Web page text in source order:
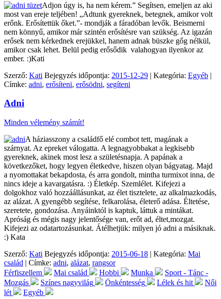
Adjon úgy is, ha nem kérem.” Segítsen, emeljen az aki
most van ereje teljében! „Adtunk gyereknek, betegnek, amikor volt
erőnk. Erősítettük őket.”- mondják a fáradóban levők. Beismerni
nem könnyű, amikor már szintén erősítésre van szükség. Az igazán
erősek nem kérkednek erejükkel, hanem adnak büszke gőg nélkül,
amikor csak lehet. Belül pedig erősődik valahogyan ilyenkor az
ember. :)Kati
Szerző: Kati Bejegyzés időpontja: 2015-12-29 | Kategória: Egyéb |
Címke: adni, erősíteni, erősödni, segíteni
Adni
Minden vélemény számít!
A háziasszony a családfő elé combot tett, magának a
szárnyat. Az epreket válogatta. A legnagyobbakat a legkisebb
gyereknek, akinek most lesz a születésnapja. A papának a
következőket, hogy legyen életkedve, hiszen olyan bágyatag. Majd
a nyomottakat bekapdosta, és arra gondolt, mintha turmixot inna, de
nincs ideje a kavargatásra. :) Életkép. Szemlélet. Kifejezi a
dolgokhoz való hozzáállásunkat, az élet tisztelete, az alkalmazkodás,
az alázat. A gyengébb segítése, felkarolása, életerő adása. Éltetése,
szeretete, gondozása. Anyáinktól is kaptuk, láttuk a mintákat.
Apróság és mégis nagy jelentősége van, erőt ad, éltet,mozgat.
Kifejezi az odatartozásunkat. Átélhetjük: milyen jó adni a másiknak.
:) Kata
Szerző: Kati Bejegyzés időpontja: 2015-06-18 | Kategória: Mai
család | Címke: adni, alázat, rangsor
Férfiszellem
Mai család Hobbi Munka
Sport - Tánc -
Mozgás
Színes nagyvilág Önkéntesség Lélek és hit
Női
lét
Egyéb